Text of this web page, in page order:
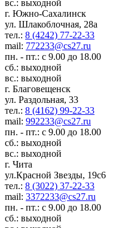
вс.: выходной
г. Южно-Сахалинск
ул. Шлакоблочная, 28а
тел.: 8 (4242) 77-22-33
mail: 772233@cs27.ru
пн. - пт.: с 9.00 до 18.00
сб.: выходной
вс.: выходной
г. Благовещенск
ул. Раздольная, 33
тел.: 8 (4162) 99-22-33
mail: 992233@cs27.ru
пн. - пт.: с 9.00 до 18.00
сб.: выходной
вс.: выходной
г. Чита
ул.Красной Звезды, 19с6
тел.: 8 (3022) 37-22-33
mail: 3372233@cs27.ru
пн. - пт.: с 9.00 до 18.00
сб.: выходной